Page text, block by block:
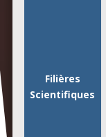
Filières
Scientifiques